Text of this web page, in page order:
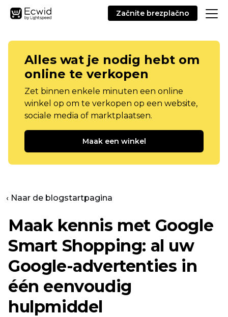
Začnite brezplačno
Alles wat je nodig hebt om
online te verkopen
Zet binnen enkele minuten een online
winkel op om te verkopen op een website,
sociale media of marktplaatsen.
Maak een winkel
‹ Naar de blogstartpagina
Maak kennis met Google
Smart Shopping: al uw
Google-advertenties in
één eenvoudig
hulpmiddel